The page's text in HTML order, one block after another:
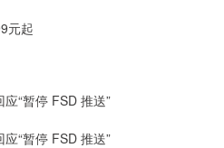
元起
“暂停 FSD 推送”
“暂停 FSD 推送”